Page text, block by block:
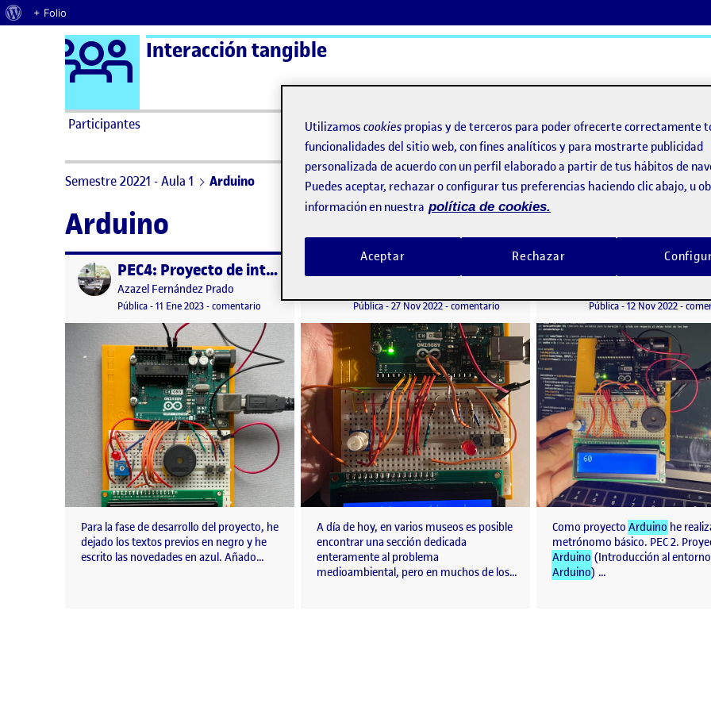
Acerca de WordPress
+ Folio
Saltar al contenido Logo Ágora
Interacción tangible
Participantes ActiFolios
Semestre 20221 - Aula 1 Arduino
Arduino
Publicado por PEC4: Proyecto de interacción tangible (desarrollo)
Publicado por
Azazel Fernández Prado
Visibilidad:
Pública-Fecha de publicación
11 Ene 2023-comentario en PEC4: Proyecto de interacción tangible (desarrollo)
Para la fase de desarrollo del proyecto, he
dejado los textos previos en negro y he
escrito las novedades en azul. Añado…
PEC3: Proyecto de interacción tangible (conceptualización)
Visibilidad:
Pública-Fecha de publicación
27 Nov 2022-comentarioen PEC3: Proyecto de interacción tangible
A día de hoy, en varios museos es posible
encontrar una sección dedicada
enteramente al problema
medioambiental, pero en muchos de los…
PEC 2: Proyecto
Visibilidad:
Pública-Fecha de
12 Nov 202212
-
Como proyecto Arduino he
metrónomo básico. PEC 2.
Arduino (Introducción al
Arduino) …
Utilizamos cookies propias y de terceros para poder ofrecerte correctamente
funcionalidades del sitio web, con fines analíticos y para mostrarte publicidad
personalizada de acuerdo con un perfil elaborado a partir de tus hábitos de
Puedes aceptar, rechazar o configurar tus preferencias haciendo clic abajo, u
información en nuestra política de cookies.
Rechazar
Aceptar